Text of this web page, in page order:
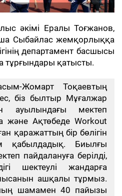
әкімі Ералы Тоғжанов,
Сыбайлас жемқорлыққа
департамент басшысы
тұрғындары қатысты.
Жомарт Тоқаевтың
біз былтыр Мұғалжар
ауылындағы мектеп
және Ақтөбеде Workout
қаражаттың бір бөлігін
қабылдадық. Биылғы
пайдалануға берілді,
шектеулі жандарға
ашқалы тұрмыз.
шамамен 40 пайызы